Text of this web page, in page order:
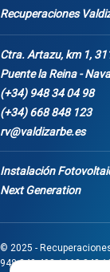
Recuperaciones
Ctra. Artazu, km 1,
Puente la Reina -
(+34) 948 34 04 98
(+34) 668 848 123
rv@valdizarbe.es
Instalación
Next Generation
© 2025 -
948 340 498 / 668 848